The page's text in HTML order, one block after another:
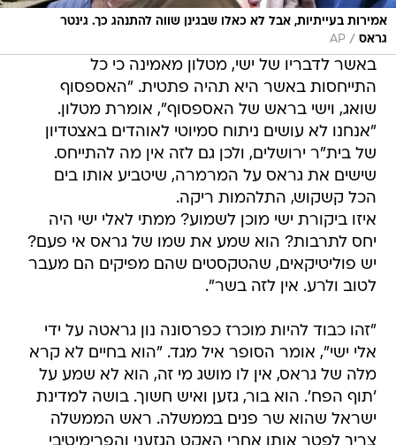
אמירות בעייתיות, אבל לא כאלו שבגינן שווה להתנהג כך. גינטר
גראס /
AP
באשר לדבריו של ישי, מטלון מאמינה כי כל
התייחסות באשר היא תהיה פתטית. "האספסוף
שואג, וישי בראש של האספסוף", אומרת מטלון.
"אנחנו לא עושים ניתוח סמיוטי לאוהדים באצטדיון
של בית"ר ירושלים, ולכן גם לזה אין מה להתייחס.
שישים את גראס על המרמרה, שיטביע אותו בים 
הכל קשקוש, התלהמות ריקה.
איזו ביקורת ישי מוכן לשמוע? ממתי לאלי ישי היה
יחס לתרבות? הוא שמע את שמו של גראס אי פעם?
יש פוליטיקאים, שהטקסטים שהם מפיקים הם מעבר
לטוב ולרע. אין לזה בשר".
"זהו כבוד להיות מוכרז כפרסונה נון גראטה על ידי
אלי ישי", אומר הסופר איל מגד. "הוא בחיים לא קרא
מלה של גראס, אין לו מושג מי זה, הוא לא שמע על
'תוף הפח'. הוא בור, גזען ואיש חשוך. בושה למדינת
ישראל שהוא שר פנים בממשלה. ראש הממשלה